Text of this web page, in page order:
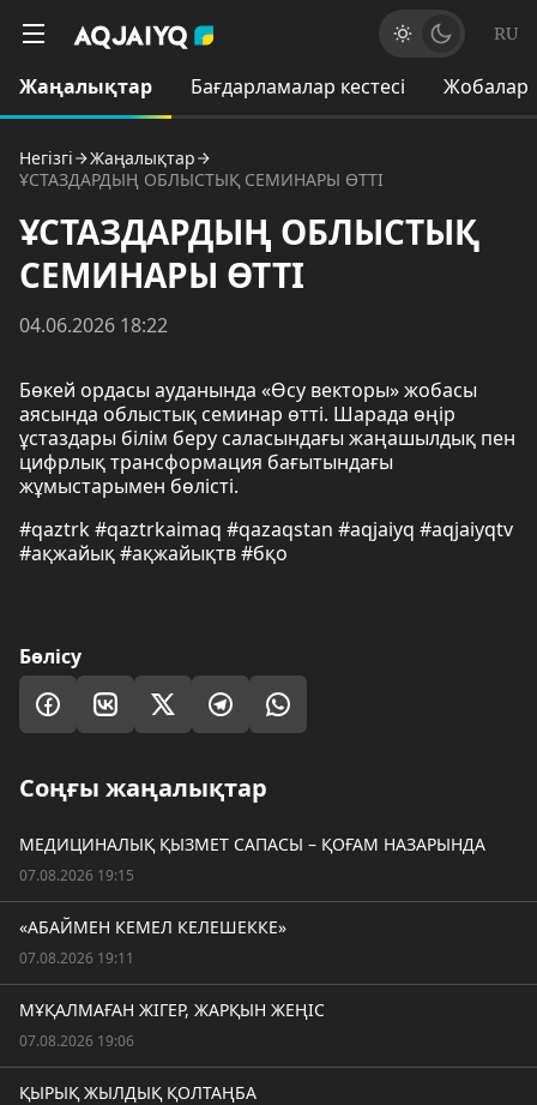
RU
Жаңалықтар Бағдарламалар кестесі Жобалар
Негізгі
Жаңалықтар
ҰСТАЗДАРДЫҢ ОБЛЫСТЫҚ СЕМИНАРЫ ӨТТІ
ҰСТАЗДАРДЫҢ ОБЛЫСТЫҚ
СЕМИНАРЫ ӨТТІ
04.06.2026 18:22
Бөкей ордасы ауданында «Өсу векторы» жобасы
аясында облыстық семинар өтті. Шарада өңір
ұстаздары білім беру саласындағы жаңашылдық пен
цифрлық трансформация бағытындағы
жұмыстарымен бөлісті.
#qaztrk #qaztrkaimaq #qazaqstan #aqjaiyq #aqjaiyqtv
#ақжайық #ақжайықтв #бқо
Бөлісу
Соңғы жаңалықтар
МЕДИЦИНАЛЫҚ ҚЫЗМЕТ САПАСЫ – ҚОҒАМ НАЗАРЫНДА
07.08.2026 19:15
«АБАЙМЕН КЕМЕЛ КЕЛЕШЕККЕ»
07.08.2026 19:11
МҰҚАЛМАҒАН ЖІГЕР, ЖАРҚЫН ЖЕҢІС
07.08.2026 19:06
ҚЫРЫҚ ЖЫЛДЫҚ ҚОЛТАҢБА